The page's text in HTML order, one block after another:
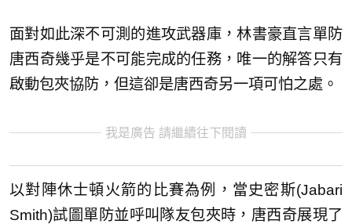
面對如此深不可測的進攻武器庫，林書豪直言單防
唐西奇幾乎是不可能完成的任務，唯一的解答只有
啟動包夾協防，但這卻是唐西奇另一項可怕之處。
我是廣告 請繼續往下閱讀
以對陣休士頓火箭的比賽為例，當史密斯(Jabari
Smith)試圖單防並呼叫隊友包夾時，唐西奇展現了